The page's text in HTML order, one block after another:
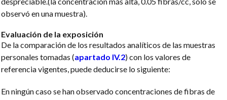
observó en una muestra).
Evaluación de la exposición
De la comparación de los resultados analíticos de las muestras
personales tomadas (apartado IV.2) con los valores de
referencia vigentes, puede deducirse lo siguiente:
En ningún caso se han observado concentraciones de fibras de